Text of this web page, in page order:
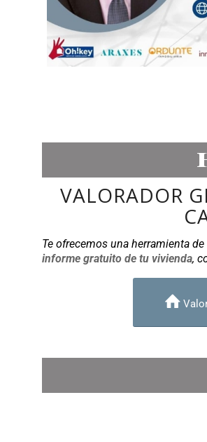
VALORADOR
Te ofrecemos una herramienta
informe gratuito de tu vivienda,